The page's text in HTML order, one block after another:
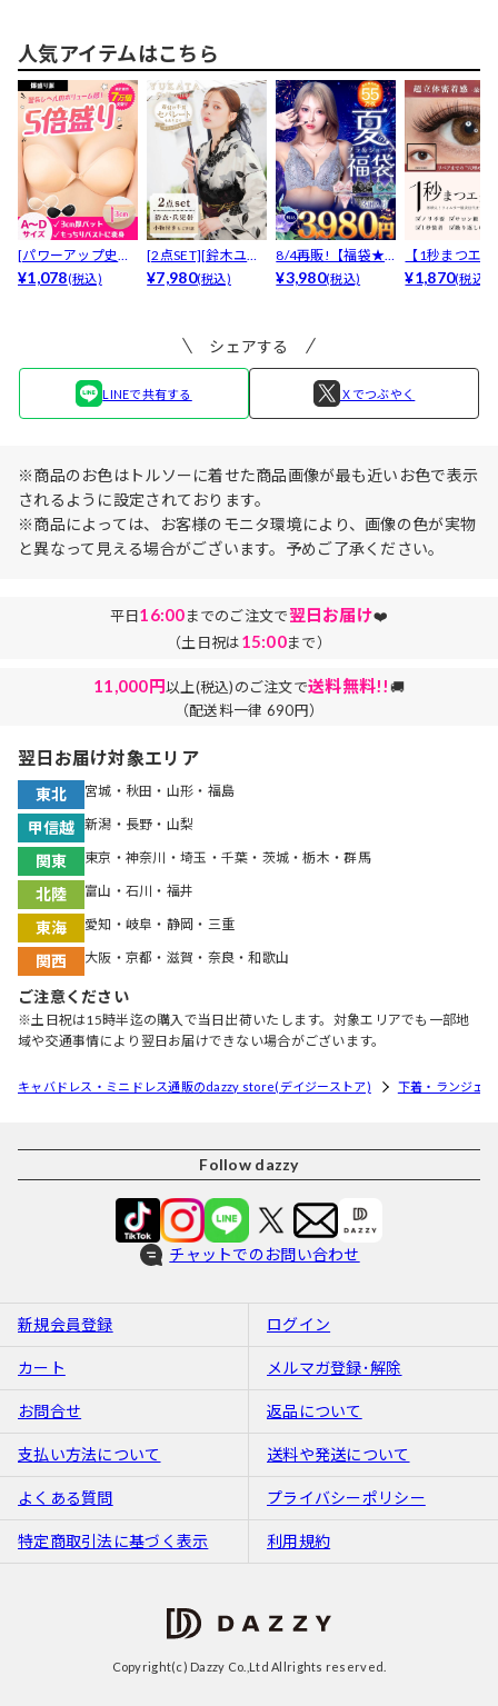
人気アイテムはこちら
[パワーアップ史上
最強5倍盛りアップ
¥1,078(税込)
[2点SET][鈴木ユリ
ア(baby)...
¥7,980(税込)
8/4再販!【福袋★
ブラセット3点
¥3,980(税込)
【1秒まつエ
リュームタイ
¥1,870(税込)
シェアする
LINEで共有する Ｘでつぶやく
※商品のお色はトルソーに着せた商品画像が最も近いお色で表示
されるように設定されております。
※商品によっては、お客様のモニタ環境により、画像の色が実物
と異なって見える場合がございます。予めご了承ください。
平日16:00までのご注文で翌日お届け❤️
（土日祝は15:00まで）
11,000円以上(税込)のご注文で送料無料!!🚚
（配送料一律 690円）
翌日お届け対象エリア
東北 宮城・秋田・山形・福島
甲信越 新潟・長野・山梨
関東 東京・神奈川・埼玉・千葉・茨城・栃木・群馬
北陸 富山・石川・福井
東海 愛知・岐阜・静岡・三重
関西 大阪・京都・滋賀・奈良・和歌山
ご注意ください
※土日祝は15時半迄の購入で当日出荷いたします。対象エリアでも一部地
域や交通事情により翌日お届けできない場合がございます。
キャバドレス・ミニドレス通販のdazzy store(デイジーストア) 下着・ランジェ
Follow dazzy
チャットでのお問い合わせ
新規会員登録 ログイン
カート メルマガ登録･解除
お問合せ 返品について
支払い方法について 送料や発送について
よくある質問 プライバシーポリシー
特定商取引法に基づく表示 利用規約
Copyright(c) Dazzy Co.,Ltd Allrights reserved.